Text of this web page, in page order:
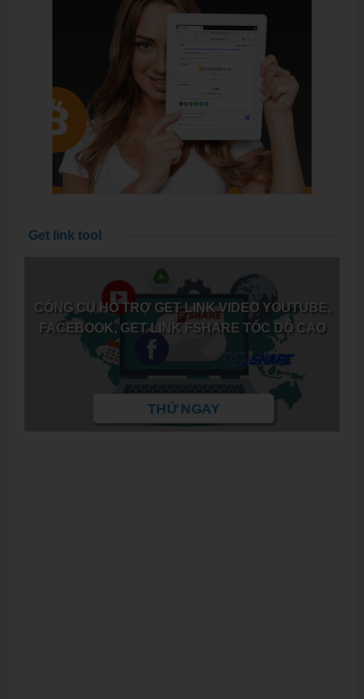
Get link tool
CÔNG CỤ HỖ TRỢ GET LINK VIDEO YOUTUBE,
FACEBOOK, GET LINK FSHARE TỐC DỘ CAO
THỬ NGAY